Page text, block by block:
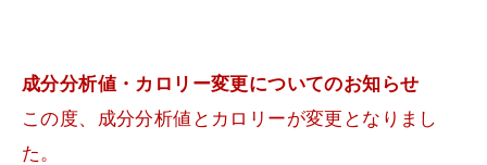
成分分析値・カロリー変更についてのお知らせ
この度、成分分析値とカロリーが変更となりまし
た。